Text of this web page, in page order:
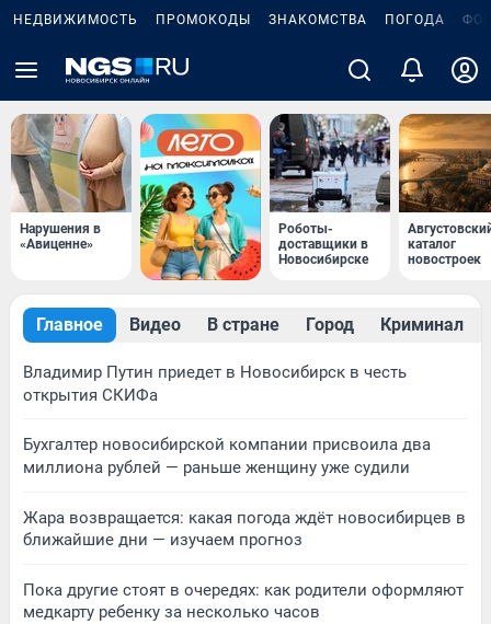
НЕДВИЖИМОСТЬ ПРОМОКОДЫ ЗНАКОМСТВА ПОГОДА
Нарушения в
«Авиценне»
Роботы-
доставщики в
Новосибирске
каталог
новостроек
Главное Видео В стране Город Криминал
Владимир Путин приедет в Новосибирск в честь
открытия СКИФа
Бухгалтер новосибирской компании присвоила два
миллиона рублей — раньше женщину уже судили
Жара возвращается: какая погода ждёт новосибирцев в
ближайшие дни — изучаем прогноз
Пока другие стоят в очередях: как родители оформляют
медкарту ребенку за несколько часов